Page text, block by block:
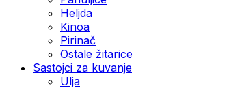
Heljda
Kinoa
Pirinač
Ostale žitarice
Sastojci za kuvanje
Ulja